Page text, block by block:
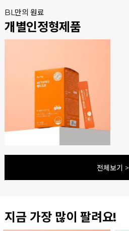
BL만의 원료
개별인정형제품
전체보기 >
지금 가장 많이 팔려요!